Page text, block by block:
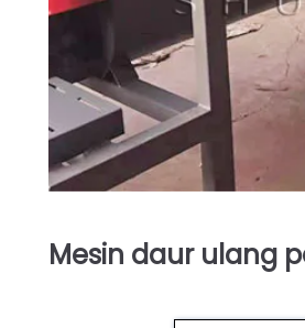
Mesin daur ulang